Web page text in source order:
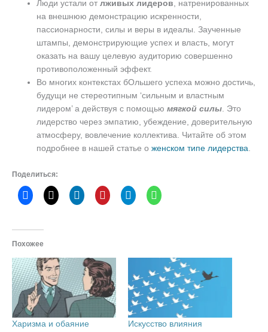
Люди устали отлживых лидеров, натренированных
на внешнюю демонстрацию искренности,
пассионарности, силы и веры в идеалы. Заученные
штампы, демонстрирующие успех и власть, могут
оказать на вашу целевую аудиторию совершенно
противоположенный эффект.
Во многих контекстах бОльшего успеха можно достичь,
будущи не стереотипным ‘сильным и властным
лидером’ а действуя с помощьюмягкой силы. Это
лидерство через эмпатию, убеждение, доверительную
атмосферу, вовлечение коллектива. Читайте об этом
подробнее в нашей статье оженском типе лидерства.
Поделиться:
Похожее
Харизма и обаяние Искусство влияния